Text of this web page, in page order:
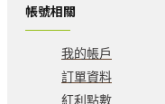
帳號相關
我的帳戶
訂單資料
紅利點數